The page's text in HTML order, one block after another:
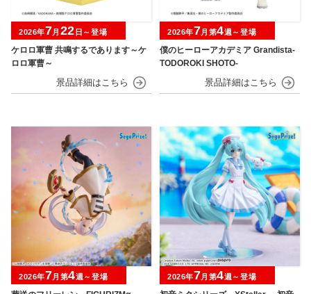
ケロロ軍曹 共鳴するであります～ケ
ロロ軍曹～
2026年7月 22 日～登場
僕のヒーローアカデミア Grandista-
TODOROKI SHOTO-
2026年7月第4週～登場
2026年7月第4週～登場 2026年7月第4週～登場